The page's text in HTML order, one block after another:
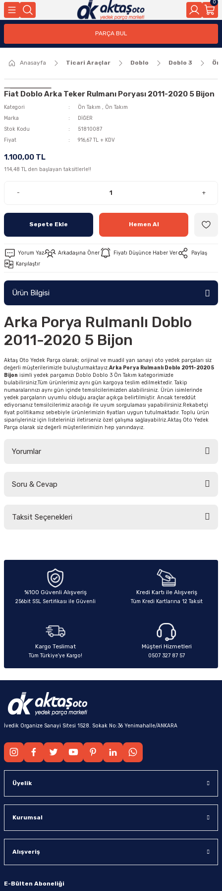
Geri Dön
Geri Dön
0
PARÇA BUL
Anasayfa Ticari Araçlar Doblo Doblo 3 Ön
Fiat Doblo Arka Teker Rulmanı Poryası 2011-2020 5 Bijon
Kategori Ön Takım , Ön Takım
Marka
DİĞER
Stok Kodu
51810087
Fiyat
916,67 TL + KDV
1.100,00 TL
114,48 TL den başlayan taksitlerle!!
- +
Sepete Ekle Hemen Al
Yorum Yaz Arkadaşına Öner Fiyatı Düşünce Haber Ver
Paylaş
Karşılaştır
Ürün Bilgisi
Arka Porya Rulmanlı Doblo
2011-2020 5 Bijon
Aktaş Oto Yedek Parça olarak; orijinal ve muadil yan sanayi oto yedek parçaları siz
değerli müşterilerimizle buluşturmaktayız.Arka Porya Rulmanlı Doblo 2011-2020 5
Bijon isimli yedek parçamızı Doblo Doblo 3 Ön Takım kategorimizde
bulabilirsiniz.Tüm ürünlerimiz aynı gün kargoya teslim edilmektedir. Takip
numaralarınızı aynı gün içinde temsilcilerimizden alabilirsiniz. Ürün isimlerinde
yedek parçaların uyumlu olduğu araçlar açıkça belirtilmiştir. Ancak tereddüt
ediyorsanız temsilcilerimiz aracılığı ile uyum sorgulaması yapabilirsiniz.Rekabetçi
fiyat politikamız sebebiyle ürünlerimizin fiyatları uygun tutulmaktadır. Toplu ürün
siparişleriniz için listelerinizi iletirseniz özel çalışma sağlayabilriz.Aktaş Oto Yedek
Parça olarak siz değerli müşterilerimizin hep yanındayız.
Yorumlar
Soru & Cevap
Taksit Seçenekleri
%100 Güvenli Alışveriş
256bit SSL Sertifikası ile Güvenli
Kredi Kartı ile Alışveriş
Tüm Kredi Kartlarına 12 Taksit
Kargo Teslimat
Tüm Türkiye’ye Kargo!
Müşteri Hizmetleri
0507 327 87 57
İvedik Organize Sanayi Sitesi 1528. Sokak No:36 Yenimahalle/ANKARA
Üyelik
Kurumsal
Alışveriş
E-Bülten Aboneliği